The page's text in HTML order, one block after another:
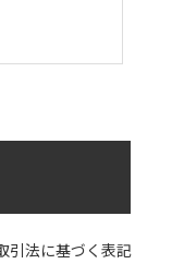
引法に基づく表記